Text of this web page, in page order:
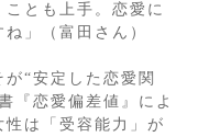
とも上手。恋愛に
」（富田さん）
“安定した恋愛関
『恋愛偏差値』によ
は「受容能力」が